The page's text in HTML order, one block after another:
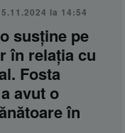
la 14:54
susține pe
în relația cu
Fosta
avut o
în